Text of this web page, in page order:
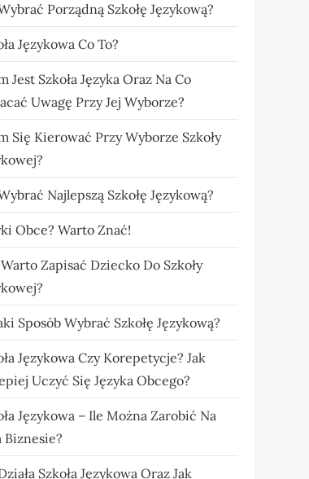
Porządną Szkołę Językową?
Językowa Co To?
Jest Szkoła Języka Oraz Na Co
Uwagę Przy Jej Wyborze?
Się Kierować Przy Wyborze Szkoły
Najlepszą Szkołę Językową?
Obce? Warto Znać!
Zapisać Dziecko Do Szkoły
Sposób Wybrać Szkołę Językową?
Językowa Czy Korepetycje? Jak
Uczyć Się Języka Obcego?
Językowa – Ile Można Zarobić Na
Biznesie?
Szkoła Językowa Oraz Jak